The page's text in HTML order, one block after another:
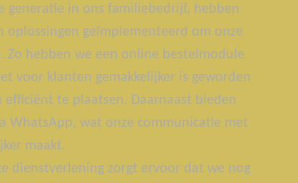
generatie in ons familiebedrijf, hebben
oplossingen geïmplementeerd om onze
Zo hebben we een online bestelmodule
voor klanten gemakkelijker is geworden
te plaatsen. Daarnaast bieden
WhatsApp, wat onze communicatie met
maakt.
dienstverlening zorgt ervoor dat we nog